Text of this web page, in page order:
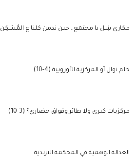
مكاري شِل يا مجتمع.. حين ندمن كلنا ع المُسَكِن
حلم نوال أو المركزية الأوروبية (4-10)
مركزيات كبرى ولا طائر وقواق حضاري؟ (3-10)
العدالة الوهمية في المحكمة الترندية